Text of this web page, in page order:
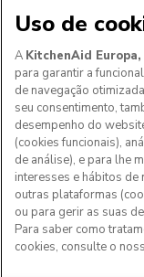
Aos clientes nos
portugueses: Por
ao Cliente para
podermos
Uso de
A KitchenAid Europa,
para garantir a
de navegação
seu consentimento,
desempenho do
(cookies funcionais),
de análise), e para lhe
interesses e hábitos de
outras plataformas
ou para gerir as suas
Para saber como
cookies, consulte o